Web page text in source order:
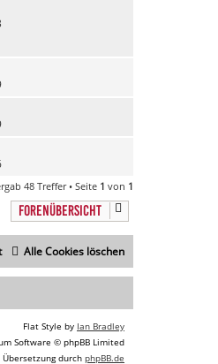
48 Treffer • Seite 1 von 1
FORENÜBERSICHT
Alle Cookies löschen
Flat Style by Ian Bradley
Software © phpBB Limited
Übersetzung durch phpBB.de